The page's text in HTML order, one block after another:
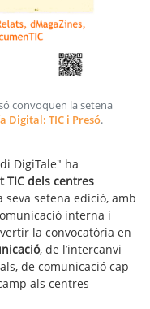
convoquen la setena
Digital: TIC i Presó.
DigiTale" ha
TIC dels centres
seva setena edició, amb
interna i
la convocatòria en
, de l’intercanvi
de comunicació cap
als centres